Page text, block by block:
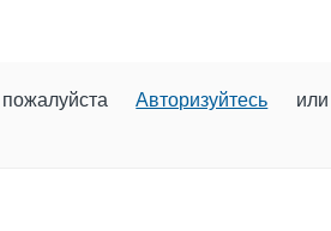
Авторизуйтесь или